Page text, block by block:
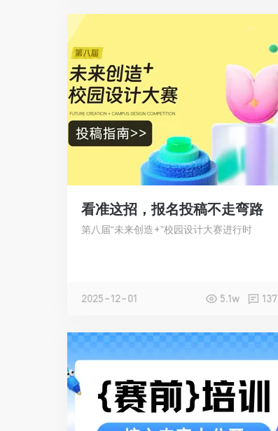
看准这招，报名投稿不走弯路
第八届“未来创造+”校园设计大赛进行时
2025-12-01 5.1w 137